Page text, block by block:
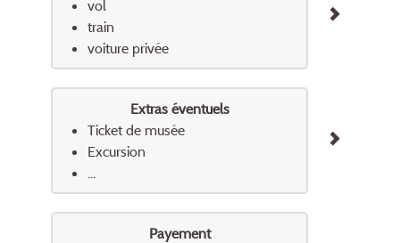
vol
train
voiture privée
Extras éventuels
Ticket de musée
Excursion
Payement